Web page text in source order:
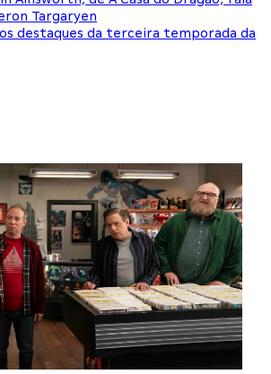
Targaryen
destaques da terceira temporada da